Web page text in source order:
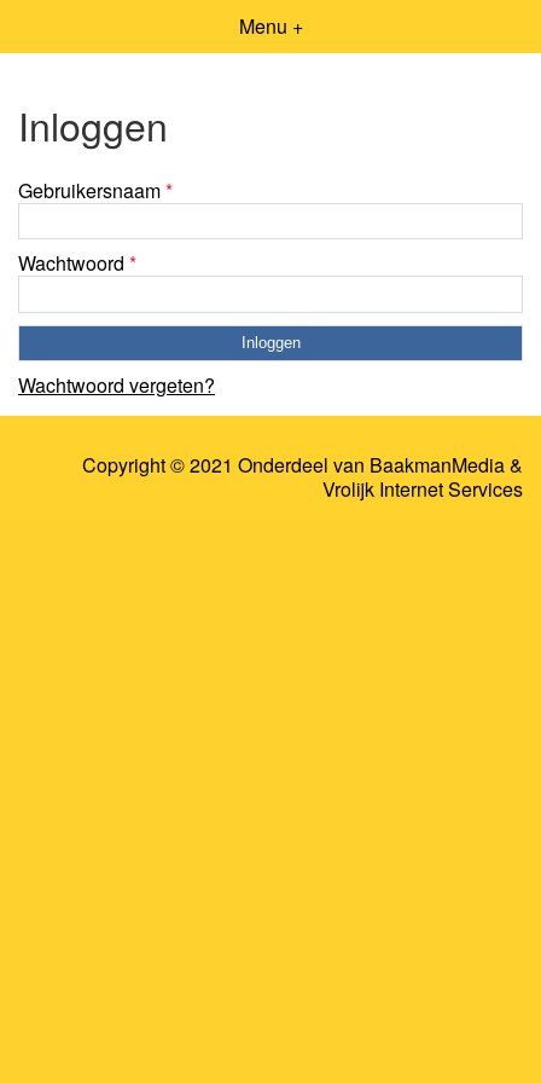
Menu +
Inloggen
Gebruikersnaam*
Wachtwoord *
Wachtwoord vergeten?
Copyright © 2021 Onderdeel van BaakmanMedia&
Vrolijk Internet Services